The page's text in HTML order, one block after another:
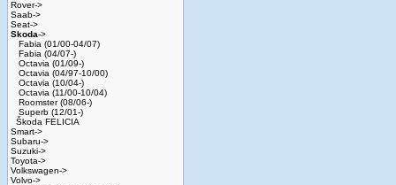
Rover->
Saab->
Seat->
Skoda->
Fabia (01/00-04/07)
Fabia (04/07-)
Octavia (01/09-)
Octavia (04/97-10/00)
Octavia (10/04-)
Octavia (11/00-10/04)
Roomster (08/06-)
Superb (12/01-)
Škoda FELICIA
Smart->
Subaru->
Suzuki->
Toyota->
Volkswagen->
Volvo->